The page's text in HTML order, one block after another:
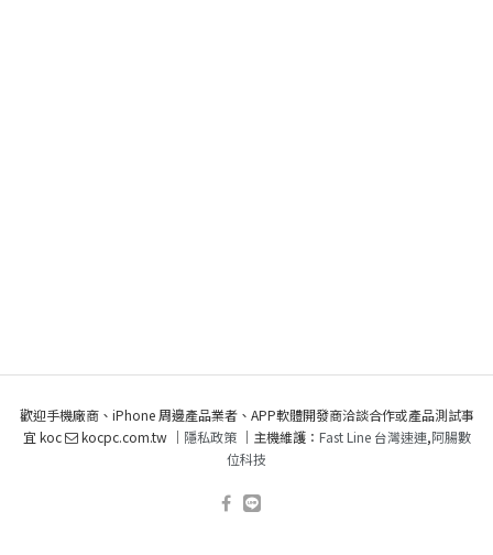
歡迎手機廠商、iPhone 周邊產品業者、APP軟體開發商洽談合作或產品測試事
宜 koc
kocpc.com.tw ｜ 隱私政策｜主機維護： Fast Line 台灣速連,阿腸數
位科技